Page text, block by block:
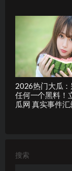
2026热门大瓜：
任何一个黑料！
瓜网 真实事件汇
搜索